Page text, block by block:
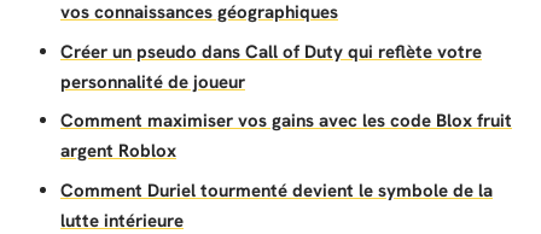
vos connaissances géographiques
Créer un pseudo dans Call of Duty qui reflète votre
personnalité de joueur
Comment maximiser vos gains avec les code Blox fruit
argent Roblox
Comment Duriel tourmenté devient le symbole de la
lutte intérieure